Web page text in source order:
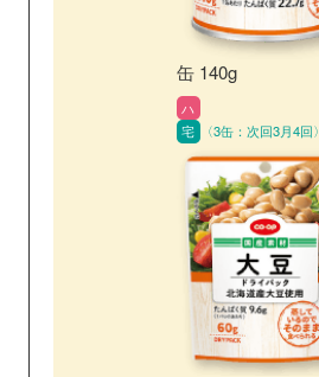
缶 140g
ハ
宅 〈3缶：次回3月4回〉